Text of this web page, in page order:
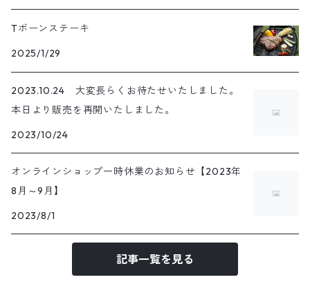
Tボーンステーキ
2025/1/29
2023.10.24 大変長らくお待たせいたしました。
本日より販売を再開いたしました。
2023/10/24
オンラインショップ一時休業のお知らせ【2023年
8月～9月】
2023/8/1
記事一覧を見る